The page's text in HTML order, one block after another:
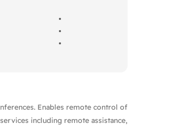
Enables remote control of
including remote assistance,